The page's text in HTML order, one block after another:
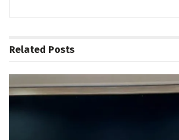
Related Posts